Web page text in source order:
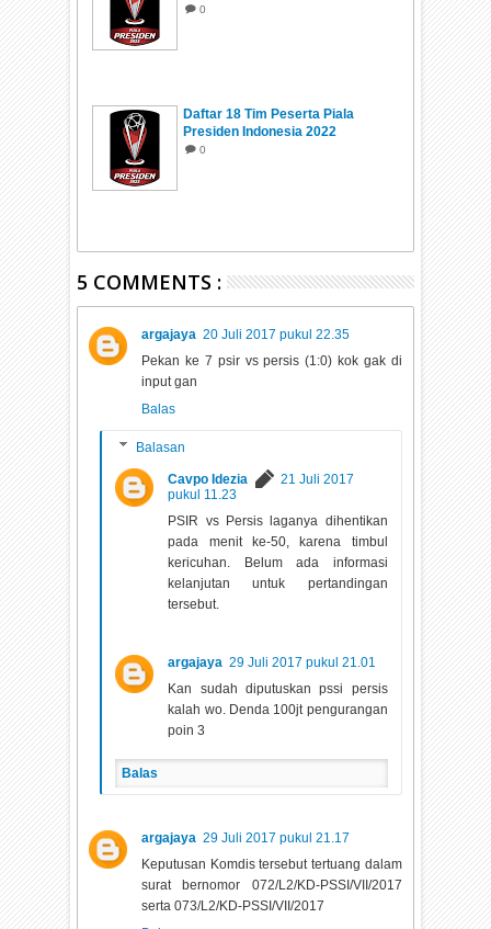
0
Daftar 18 Tim Peserta Piala
Presiden Indonesia 2022
0
5 COMMENTS :
argajaya 20 Juli 2017 pukul 22.35
Pekan ke 7 psir vs persis (1:0) kok gak di
input gan
Balas
Balasan
Cavpo Idezia
21 Juli 2017
pukul 11.23
PSIR vs Persis laganya dihentikan
pada menit ke-50, karena timbul
kericuhan. Belum ada informasi
kelanjutan untuk pertandingan
tersebut.
argajaya 29 Juli 2017 pukul 21.01
Kan sudah diputuskan pssi persis
kalah wo. Denda 100jt pengurangan
poin 3
Balas
argajaya 29 Juli 2017 pukul 21.17
Keputusan Komdis tersebut tertuang dalam
surat bernomor 072/L2/KD-PSSI/VII/2017
serta 073/L2/KD-PSSI/VII/2017